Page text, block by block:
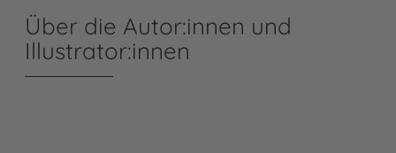
Über die Autor:innen und
Illustrator:innen